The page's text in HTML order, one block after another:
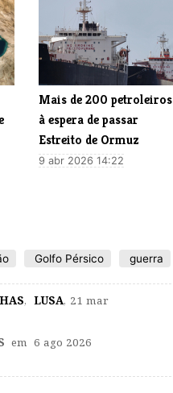
Mais de 200 petroleiros
à espera de passar
Estreito de Ormuz
9 abr 2026 14:22
Golfo Pérsico guerra
, LUSA, 21 mar
em 6 ago 2026